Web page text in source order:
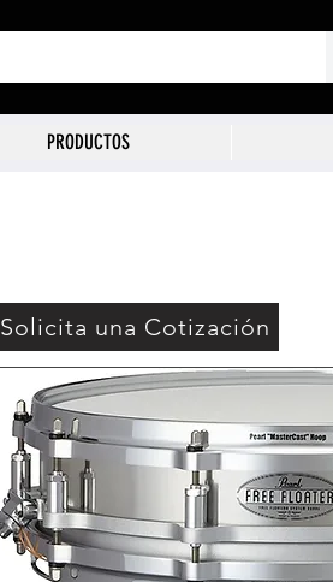
PRODUCTOS
Solicita una Cotización